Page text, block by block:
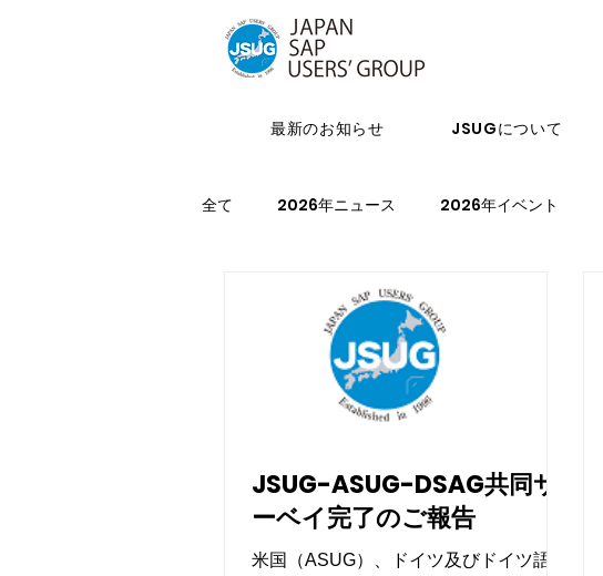
最新のお知らせ JSUGについて
全て 2026年ニュース 2026年イベント
2023年ニュース 2023年イベント
2027年イベント
JSUG-ASUG-DSAG共同サ
ーベイ完了のご報告
米国（ASUG）、ドイツ及びドイツ語圏